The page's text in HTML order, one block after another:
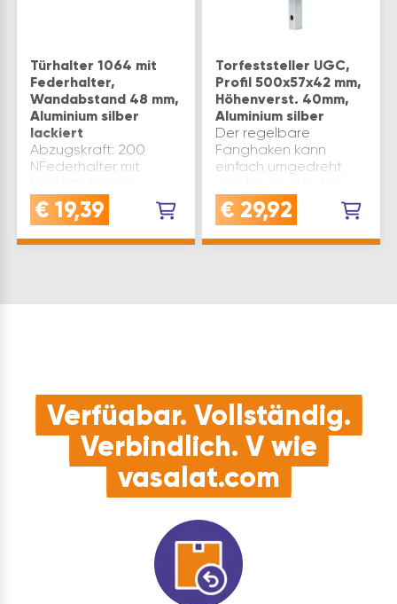
Türhalter 1064 mit
Federhalter,
Wandabstand 48 mm,
Aluminium silber
lackiert
Abzugskraft: 200
NFederhalter mit
Ausführung: mit
Federhalter Material:
€ 19,39
Torfeststeller UGC,
Profil 500x57x42 mm,
Höhenverst. 40mm,
Aluminium silber
Der regelbare
Fanghaken kann
einfach umgedreht
Stoßgummi und dem
Kunststoff Auflauf des
€ 29,92
Verfügbar. Vollständig.
Verbindlich. V wie
vasalat.com